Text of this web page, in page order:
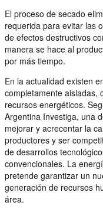
El proceso de secado
requerida para evitar las
de efectos destructivos
manera se hace al
por más tiempo.
En la actualidad existen
completamente aisladas,
recursos energéticos.
Argentina Investiga, una
mejorar y acrecentar la
productores y ser
de desarrollos
convencionales. La
pretende garantizar un
generación de recursos
área.